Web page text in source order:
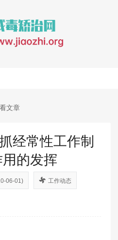
文章
经常性工作制
的发挥
06-01) 工作动态